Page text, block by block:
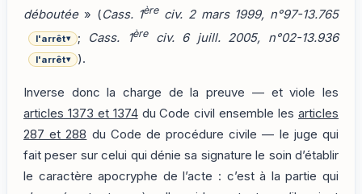
déboutée» (Cass. 1èreciv. 2 mars 1999, n°97-13.765
l'arrêt▾ ; Cass. 1èreciv. 6 juill. 2005, n°02-13.936
l'arrêt▾ ).
Inverse donc la charge de la preuve — et viole les
articles 1373 et 1374du Code civil ensemble lesarticles
287 et 288 du Code de procédure civile — le juge qui
fait peser sur celui qui dénie sa signature le soin d’établir
le caractère apocryphe de l’acte : c’est à la partie qui